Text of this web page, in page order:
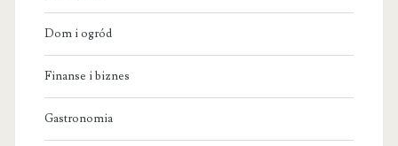
Dom i ogród
Finanse i biznes
Gastronomia